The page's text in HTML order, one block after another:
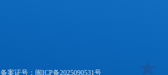
备案证号：闽ICP备2025090531号